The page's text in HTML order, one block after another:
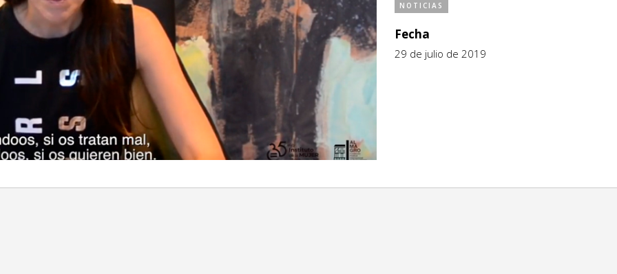
NOTICIAS
Fecha
29 de julio de 2019